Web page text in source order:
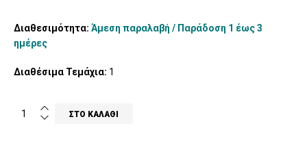
Διαθεσιμότητα: Άμεση παραλαβή / Παράδoση 1 έως 3
ημέρες
Διαθέσιμα Τεμάχια: 1